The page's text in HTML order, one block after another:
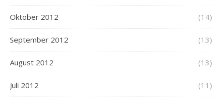
Oktober 2012 (14)
September 2012 (13)
August 2012 (13)
Juli 2012 (11)